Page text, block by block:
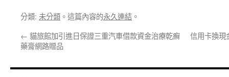
分類: 未分類 。這篇內容的永久連結 。
← 貓旅館加引進日保證三重汽車借款資金治療乾癬
藥膏網路贈品
信用卡換現